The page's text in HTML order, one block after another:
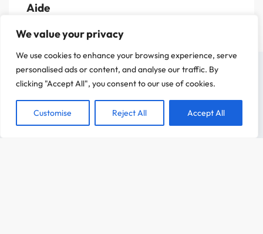
We value your privacy
We use cookies to enhance your browsing experience, serve
personalised ads or content, and analyse our traffic. By
clicking "Accept All", you consent to our use of cookies.
Customise Reject All Accept All
Aide
Livraisons et retours
Guide des tailles
Questions fréquentes
Mentions légales
On a attendu d'être sûr que le contenu de notre site vous intéresse avant de
C'est OK pour vous ?
ACCEPTER